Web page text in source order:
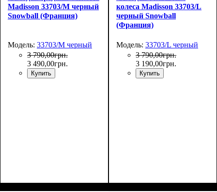
Madisson 33703/M черный
Snowball (Франция)
Модель: 33703/M черный
3 790,00грн.
3 490,00грн.
Купить
колеса Madisson 33703/L
черный Snowball
(Франция)
Модель: 33703/L черный
3 790,00грн.
3 190,00грн.
Купить